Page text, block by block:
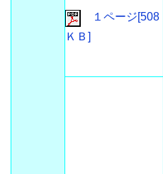
１ページ[508
ＫＢ]